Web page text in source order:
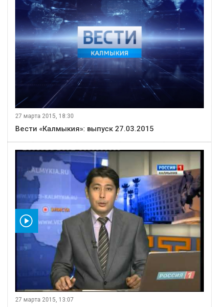
27 марта 2015, 18:30
Вести «Калмыкия»: выпуск 27.03.2015
27 марта 2015, 13:07